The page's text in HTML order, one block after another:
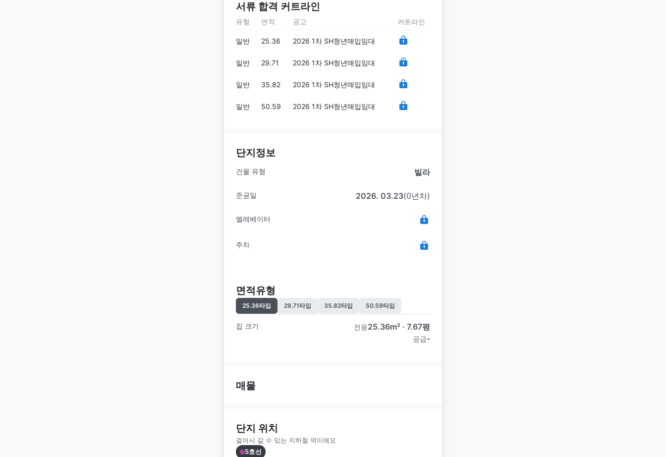
서류 합격 커트라인
유형 면적 공고 커트라인
일반 25.36 2026 1차 SH청년매입임대
일반 29.71 2026 1차 SH청년매입임대
일반 35.82 2026 1차 SH청년매입임대
일반 50.59 2026 1차 SH청년매입임대
단지정보
건물 유형 빌라
준공일 2026. 03.23(0년차)
엘레베이터
주차
면적유형
25.36타입 29.71타입 35.82타입 50.59타입
집 크기 전용25.36m² · 7.67평
공급-
매물
단지 위치
걸어서 갈 수 있는 지하철 역이에요
5호선